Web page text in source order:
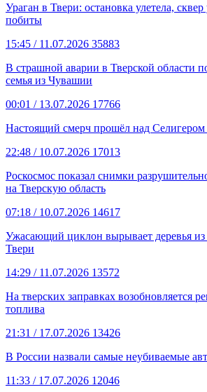
Ураган в Твери: остановка улетела,
побиты
15:45 / 11.07.2026 35883
В страшной аварии в Тверской области
семья из Чувашии
00:01 / 13.07.2026 17766
Настоящий смерч прошёл над Селигером
22:48 / 10.07.2026 17013
Роскосмос показал снимки
на Тверскую область
07:18 / 10.07.2026 14617
Ужасающий циклон вырывает деревья из
Твери
14:29 / 11.07.2026 13572
На тверских заправках возобновляется
топлива
21:31 / 17.07.2026 13426
В России назвали самые неубиваемые
11:33 / 17.07.2026 12046